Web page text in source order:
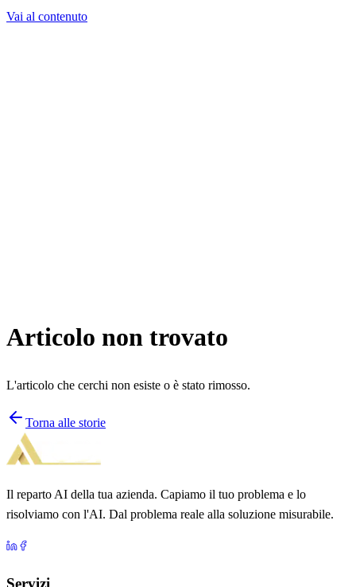
Vai al contenuto
Articolo non trovato
L'articolo che cerchi non esiste o è stato rimosso.
Torna alle storie
Il reparto AI della tua azienda. Capiamo il tuo problema e lo
risolviamo con l'AI. Dal problema reale alla soluzione misurabile.
Servizi